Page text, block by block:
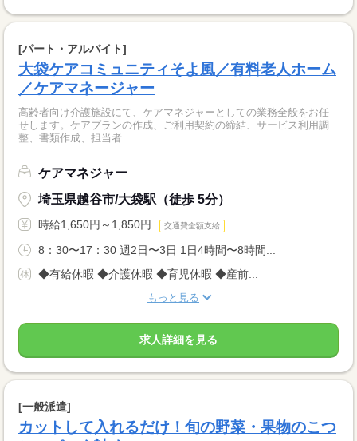
[パート・アルバイト]
大袋ケアコミュニティそよ風／有料老人ホーム
／ケアマネージャー
高齢者向け介護施設にて、ケアマネジャーとしての業務全般をお任
せします。ケアプランの作成、ご利用契約の締結、サービス利用調
整、書類作成、担当者...
ケアマネジャー
埼玉県越谷市/大袋駅（徒歩 5分）
時給1,650円～1,850円 交通費全額支給
8：30〜17：30 週2日〜3日 1日4時間〜8時間...
◆有給休暇 ◆介護休暇 ◆育児休暇 ◆産前...
もっと見る
求人詳細を見る
[一般派遣]
カットして入れるだけ！旬の野菜・果物のこつ